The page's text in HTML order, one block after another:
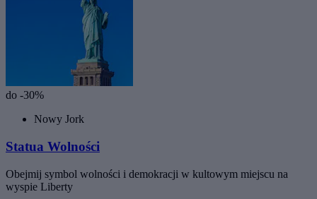
do -30%
Nowy Jork
Statua Wolności
Obejmij symbol wolności i demokracji w kultowym miejscu na
wyspie Liberty